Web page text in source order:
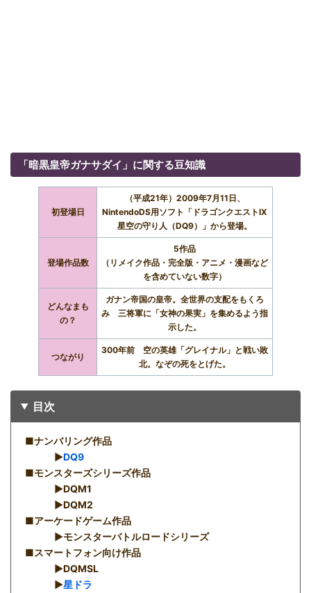
「暗黒皇帝ガナサダイ」に関する豆知識
初登場日
（平成21年）2009年7月11日、
NintendoDS用ソフト「ドラゴンクエストIX
星空の守り人（DQ9）」から登場。
登場作品数
5作品
（リメイク作品・完全版・アニメ・漫画など
を含めていない数字）
どんなまも
の？
ガナン帝国の皇帝。全世界の支配をもくろ
み 三将軍に「女神の果実」を集めるよう指
示した。
つながり
300年前 空の英雄「グレイナル」と戦い敗
北。なぞの死をとげた。
目次
■ナンバリング作品
▶︎DQ9
■モンスターズシリーズ作品
▶︎DQM1
▶︎DQM2
■アーケードゲーム作品
▶︎モンスターバトルロードシリーズ
■スマートフォン向け作品
▶︎DQMSL
▶︎星ドラ